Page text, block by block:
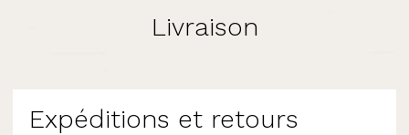
Livraison
Expéditions et retours